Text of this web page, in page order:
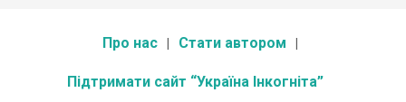
Про нас Стати автором
Підтримати сайт “Україна Інкогніта”